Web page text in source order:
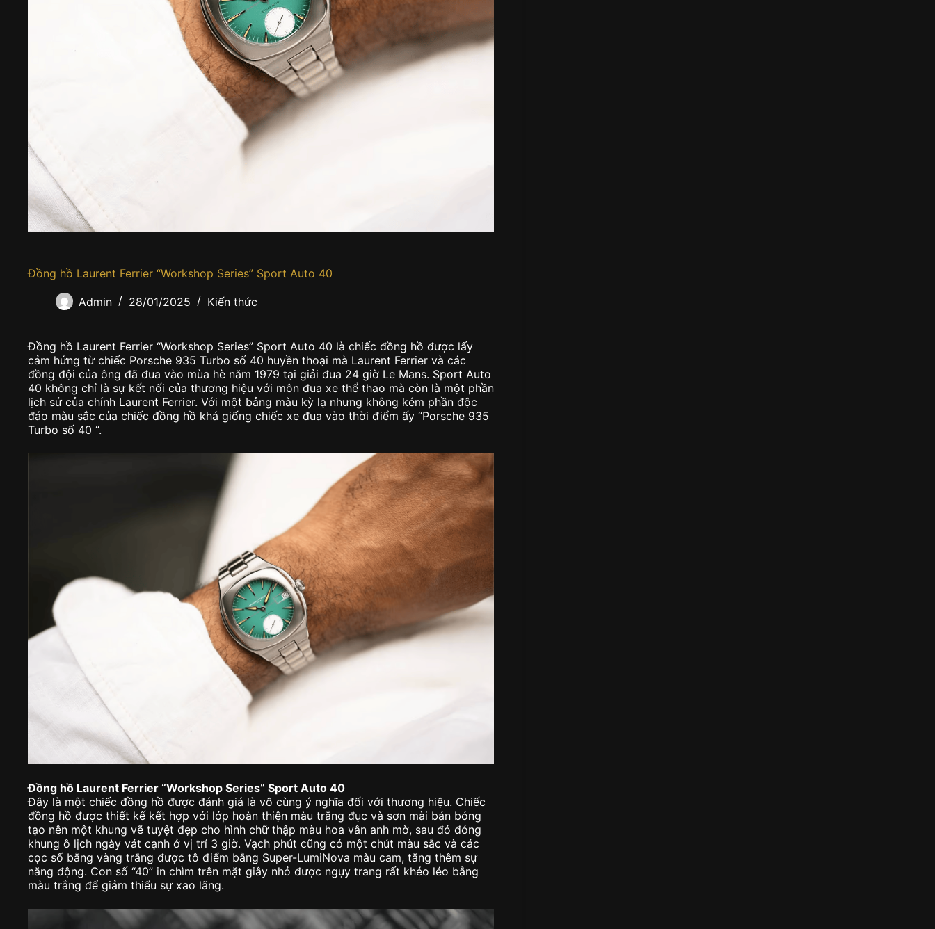
Đồng hồ Laurent Ferrier “Workshop Series” Sport Auto 40
Admin 28/01/2025 Kiến thức
Đồng hồ Laurent Ferrier “Workshop Series” Sport Auto 40 là chiếc đồng hồ được lấy
cảm hứng từ chiếc Porsche 935 Turbo số 40 huyền thoại mà Laurent Ferrier và các
đồng đội của ông đã đua vào mùa hè năm 1979 tại giải đua 24 giờ Le Mans. Sport Auto
40 không chỉ là sự kết nối của thương hiệu với môn đua xe thể thao mà còn là một phần
lịch sử của chính Laurent Ferrier. Với một bảng màu kỳ lạ nhưng không kém phần độc
đáo màu sắc của chiếc đồng hồ khá giống chiếc xe đua vào thời điểm ấy “Porsche 935
Turbo số 40 “.
Đồng hồ Laurent Ferrier “Workshop Series” Sport Auto 40
Đây là một chiếc đồng hồ được đánh giá là vô cùng ý nghĩa đối với thương hiệu. Chiếc
đồng hồ được thiết kế kết hợp với lớp hoàn thiện màu trắng đục và sơn mài bán bóng
tạo nên một khung vẽ tuyệt đẹp cho hình chữ thập màu hoa vân anh mờ, sau đó đóng
khung ô lịch ngày vát cạnh ở vị trí 3 giờ. Vạch phút cũng có một chút màu sắc và các
cọc số bằng vàng trắng được tô điểm bằng Super-LumiNova màu cam, tăng thêm sự
năng động. Con số “40” in chìm trên mặt giây nhỏ được ngụy trang rất khéo léo bằng
màu trắng để giảm thiểu sự xao lãng.